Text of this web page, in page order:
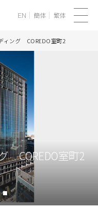
EN 簡体 繁体
ィング COREDO室町2
COREDO室町2
5